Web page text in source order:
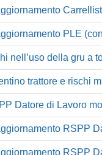
PLE
nell’uso della gru a
trattore e rischi
Datore di Lavoro
RSPP
RSPP